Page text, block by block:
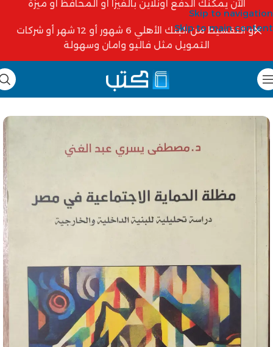
Skip to navigation
Skip to main content
الآن يمكنك الدفع أونلاين بالفيزا أو المحافظ أو ميزة
أو التقسيط من البنك الأهلي 6 شهور أو 12 شهر أو شركات
التمويل مثل فاليو وامان وسهولة